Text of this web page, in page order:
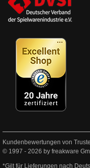
Kundenbewertungen von
© 1997 - 2026 by freakware
*Gilt für Lieferungen nach